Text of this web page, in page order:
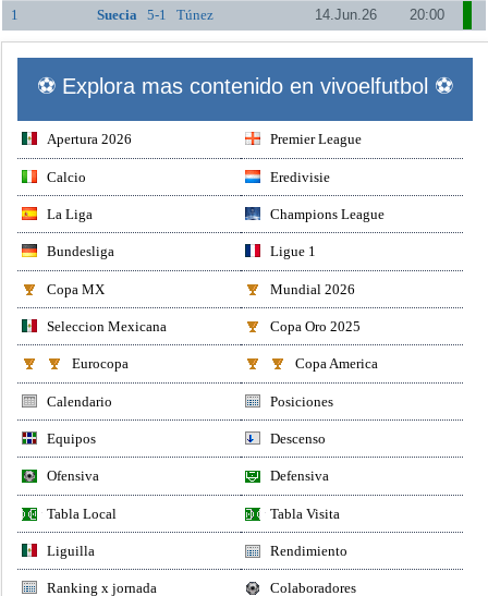
1
Suecia 5-1 Túnez 14.Jun.26 20:00
⚽ Explora mas contenido en vivoelfutbol ⚽
Apertura 2026 Premier League
Calcio Eredivisie
La Liga Champions League
Bundesliga Ligue 1
Copa MX Mundial 2026
Seleccion Mexicana Copa Oro 2025
Eurocopa Copa America
Calendario Posiciones
Equipos Descenso
Ofensiva Defensiva
Tabla Local Tabla Visita
Liguilla Rendimiento
Ranking x jornada Colaboradores